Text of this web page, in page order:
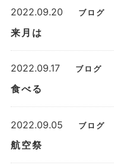
2022.09.20 ブログ
来月は
2022.09.17 ブログ
食べる
2022.09.05 ブログ
航空祭